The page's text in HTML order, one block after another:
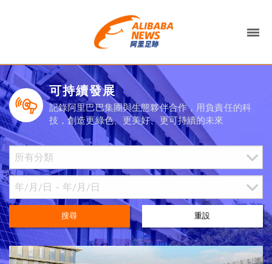
可持續發展
記錄阿里巴巴集團與生態夥伴合作，用負責任的科
技，創造更綠色、更美好、更可持續的未來
搜尋 重設